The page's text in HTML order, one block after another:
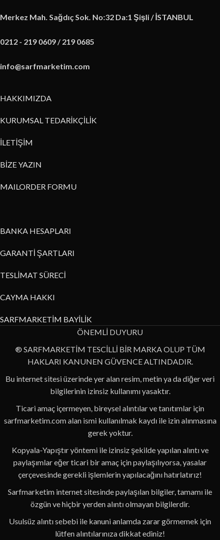
Merkez Mah. Sağdıç Sok. No:32 Da:1 Şişli / İSTANBUL
0212 - 219 0609 / 219 0685
info@sarfmarketim.com
HAKKIMIZDA
KURUMSAL TEDARİKÇİLİK
İLETİŞİM
BİZE YAZIN
MAILORDER FORMU
BANKA HESAPLARI
GARANTİ ŞARTLARI
TESLİMAT SÜRECİ
CAYMA HAKKI
SARFMARKETİM BAYİLİK
ÖNEMLİ DUYURU
® SARFMARKETİM TESCİLLİ BİR MARKA OLUP TÜM
HAKLARI KANUNEN GÜVENCE ALTINDADIR.
Bu internet sitesi üzerinde yer alan resim, metin ya da diğer veri
bilgilerinin izinsiz kullanımı yasaktır.
Ticari amaç içermeyen, bireysel alıntılar ve tanıtımlar için
sarfmarketim.com alan ismi kullanılmak kaydı ile izin alınmasına
gerek yoktur.
Kopyala-Yapıştır yöntemi ile izinsiz şekilde yapılan alıntı ve
paylaşımlar eğer ticari bir amaç için paylaşılıyorsa, yasalar
çerçevesinde gerekli işlemlerin yapılacağını hatırlatırız!
Sarfmarketim internet sitesinde paylaşılan bilgiler, tamamı ile
özgün ve hiçbir yerden alıntı olmayan bilgilerdir.
Usulsüz alıntı sebebi ile kanuni anlamda zarar görmemek için
lütfen alıntılarınıza dikkat ediniz!